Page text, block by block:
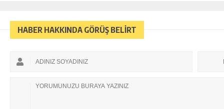
HABER HAKKINDA GÖRÜŞ BELİRT